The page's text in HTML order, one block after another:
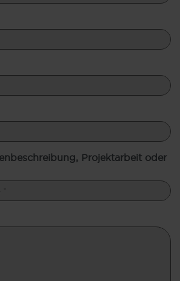
Projektarbeit oder